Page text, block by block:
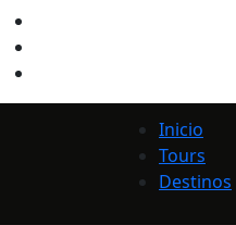
Inicio
Tours
Destinos